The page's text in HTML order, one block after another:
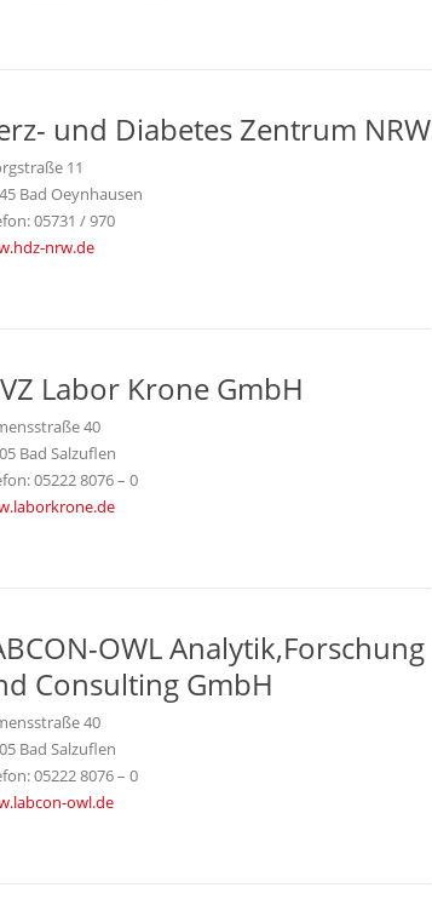
und Diabetes Zentrum NRW
11
Bad Oeynhausen
05731 / 970
nrw.de
Labor Krone GmbH
40
Bad Salzuflen
05222 8076 – 0
OWL Analytik,Forschung
Consulting GmbH
40
Bad Salzuflen
05222 8076 – 0
owl.de